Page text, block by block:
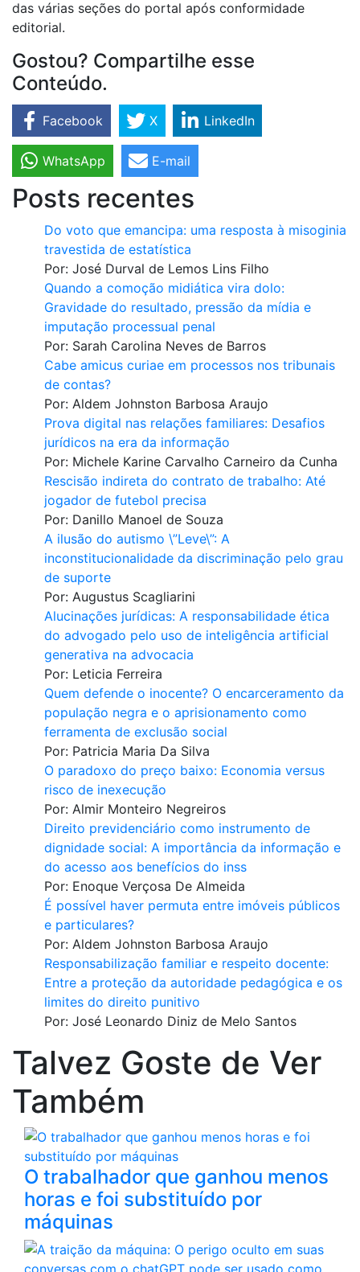
das várias seções do portal após conformidade
editorial.
Gostou? Compartilhe esse
Conteúdo.
Facebook X LinkedIn
WhatsApp E-mail
Posts recentes
Do voto que emancipa: uma resposta à misoginia
travestida de estatística
Por: José Durval de Lemos Lins Filho
Quando a comoção midiática vira dolo:
Gravidade do resultado, pressão da mídia e
imputação processual penal
Por: Sarah Carolina Neves de Barros
Cabe amicus curiae em processos nos tribunais
de contas?
Por: Aldem Johnston Barbosa Araujo
Prova digital nas relações familiares: Desafios
jurídicos na era da informação
Por: Michele Karine Carvalho Carneiro da Cunha
Rescisão indireta do contrato de trabalho: Até
jogador de futebol precisa
Por: Danillo Manoel de Souza
A ilusão do autismo \”Leve\”: A
inconstitucionalidade da discriminação pelo grau
de suporte
Por: Augustus Scagliarini
Alucinações jurídicas: A responsabilidade ética
do advogado pelo uso de inteligência artificial
generativa na advocacia
Por: Leticia Ferreira
Quem defende o inocente? O encarceramento da
população negra e o aprisionamento como
ferramenta de exclusão social
Por: Patricia Maria Da Silva
O paradoxo do preço baixo: Economia versus
risco de inexecução
Por: Almir Monteiro Negreiros
Direito previdenciário como instrumento de
dignidade social: A importância da informação e
do acesso aos benefícios do inss
Por: Enoque Verçosa De Almeida
É possível haver permuta entre imóveis públicos
e particulares?
Por: Aldem Johnston Barbosa Araujo
Responsabilização familiar e respeito docente:
Entre a proteção da autoridade pedagógica e os
limites do direito punitivo
Por: José Leonardo Diniz de Melo Santos
Talvez Goste de Ver
Também
O trabalhador que ganhou menos
horas e foi substituído por
máquinas